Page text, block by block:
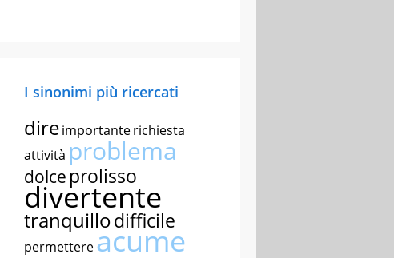
I sinonimi più ricercati
direimportanterichiesta
attività problema
dolce prolisso
divertente
tranquillodifficile
permettereacume